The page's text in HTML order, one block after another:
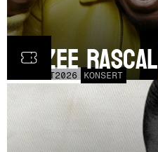
OCT2026 KONSERT
Dizzee Rascal